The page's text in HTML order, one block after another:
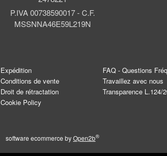
P.IVA 00738590017 - C.F.
MSSNNA46E59L219N
Expédition
Conditions de vente
Droit de rétractation
Cookie Policy
FAQ - Questions
Travaillez avec nous
Transparence L.124/
software ecommerce byOpen2b®